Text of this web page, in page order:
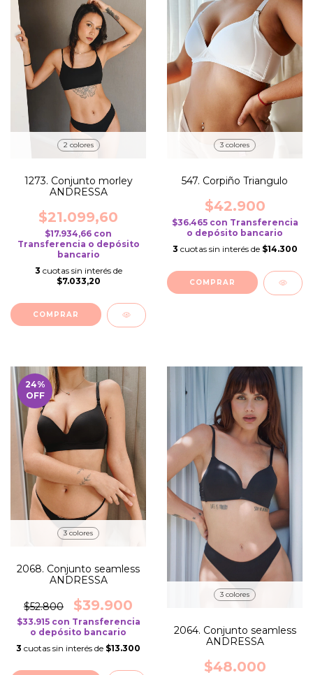
2 colores
1273. Conjunto morley
ANDRESSA
$21.099,60
$17.934,66 con
Transferencia o depósito
bancario
3 cuotas sin interés de
$7.033,20
COMPRAR
3 colores
547. Corpiño Triangulo
$42.900
$36.465 con Transferencia
o depósito bancario
3 cuotas sin interés de $14.300
COMPRAR
24%
OFF
3 colores
2068. Conjunto seamless
ANDRESSA
$52.800 $39.900
$33.915 con Transferencia
o depósito bancario
3 cuotas sin interés de $13.300
3 colores
2064. Conjunto seamless
ANDRESSA
$48.000